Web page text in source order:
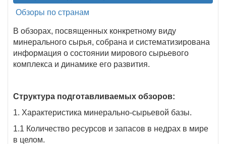
Обзоры по странам
В обзорах, посвященных конкретному виду
минерального сырья, собрана и систематизирована
информация о состоянии мирового сырьевого
комплекса и динамике его развития.
Структура подготавливаемых обзоров:
1. Характеристика минерально-сырьевой базы.
1.1 Количество ресурсов и запасов в недрах в мире
в целом.